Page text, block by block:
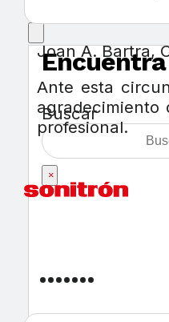
Buscar
×
Joan A. Bartra,
Ante esta
agradecimiento
profesional.